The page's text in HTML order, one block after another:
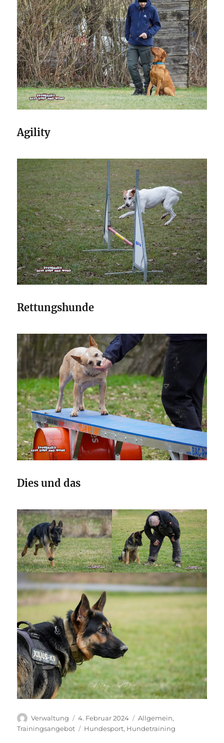
Agility
Rettungshunde
Dies und das
Autor
Verwaltung
Veröffentlicht
am
4. Februar 2024 Kategorien
Allgemein,
Trainingsangebot
Schlagwörter
Hundesport, Hundetraining